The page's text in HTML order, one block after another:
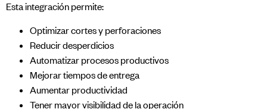
Esta integración permite:
Optimizar cortes y perforaciones
Reducir desperdicios
Automatizar procesos productivos
Mejorar tiempos de entrega
Aumentar productividad
Tener mayor visibilidad de la operación